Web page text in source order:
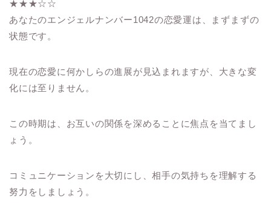
★★★☆☆
あなたのエンジェルナンバー1042の恋愛運は、まずまずの
状態です。
現在の恋愛に何かしらの進展が見込まれますが、大きな変
化には至りません。
この時期は、お互いの関係を深めることに焦点を当てまし
ょう。
コミュニケーションを大切にし、相手の気持ちを理解する
努力をしましょう。